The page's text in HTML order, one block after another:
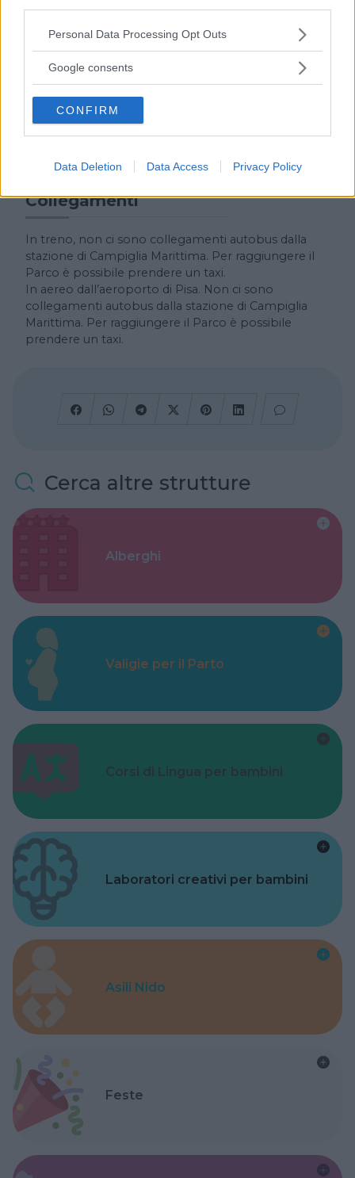
Please note that this website/app uses one or more Google
not limited to your visit or usage behaviour. You may click to
use your data for below specified purposes in below Google
consent section.
Personal Data Processing Opt Outs
Google consents
CONFIRM
Data Deletion Data Access Privacy Policy
In alcuni periodo dell’anno vengono organizzate
Servizi
Centro visita, bookshop, Bar ristorante, Ostello,
Centro di documentazione e formazione.
Collegamenti
In treno, non ci sono collegamenti autobus dalla
stazione di Campiglia Marittima. Per raggiungere il
Parco è possibile prendere un taxi.
In aereo dall’aeroporto di Pisa. Non ci sono
collegamenti autobus dalla stazione di Campiglia
Marittima. Per raggiungere il Parco è possibile
prendere un taxi.
Cerca altre strutture
Alberghi
Valigie per il Parto
Corsi di Lingua per bambini
Laboratori creativi per bambini
Asili Nido
Feste